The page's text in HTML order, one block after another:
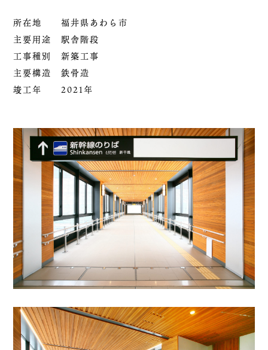
所在地 福井県あわら市
主要用途 駅舎階段
工事種別 新築工事
主要構造 鉄骨造
竣工年 2021年